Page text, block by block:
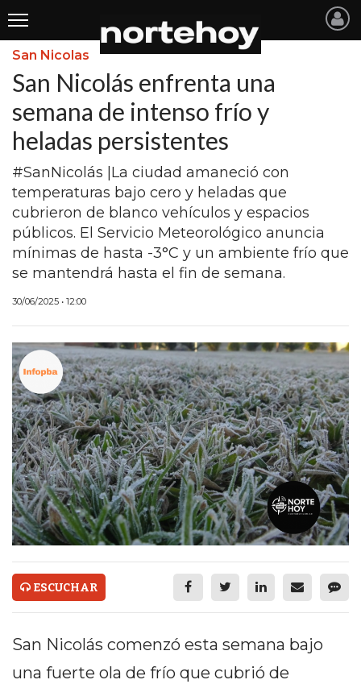
Últimas
Noticias
INICIO
NOTICIAS RECIENTES
SAN NICOLAS
RAMALLO
SAN PEDRO
PROVINCIA
PAIS
ECONOMÍA Y NEGOCIOS
ULTIMAS NOTICIAS
TEMAS DESTACADOS
TECNOLOGÍA
SERVICIOS
PRONÓSTICO
HORÓSCOPO
QUÉ ES
CHANGUITO.COM.AR Y
CÓMO FUNCIONA: CREAR
San Nicolas
San Nicolás enfrenta una
semana de intenso frío y
heladas persistentes
#SanNicolás |La ciudad amaneció con
temperaturas bajo cero y heladas que
cubrieron de blanco vehículos y espacios
públicos. El Servicio Meteorológico anuncia
mínimas de hasta -3°C y un ambiente frío que
se mantendrá hasta el fin de semana.
30/06/2025 • 12:00
ESCUCHAR
San Nicolás comenzó esta semana bajo
una fuerte ola de frío que cubrió de